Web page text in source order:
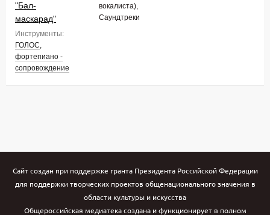
"Бал-
маскарад"
Инструменты:
ГОЛОС,
фортепиано -
сопровождение
вокалиста),
Саундтреки
Сайт создан при поддержке гранта Президента Российской Федерации
для поддержки творческих проектов общенационального значения в
области культуры и искусства
Общероссийская медиатека создана и функционирует в полном